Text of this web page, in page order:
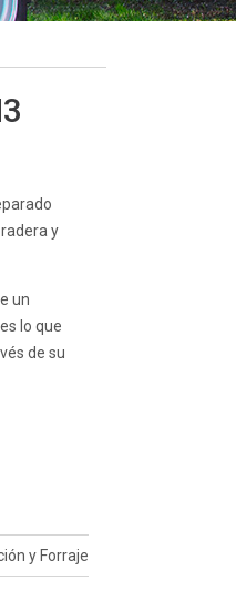
y
un
lo que
de su
y Forraje